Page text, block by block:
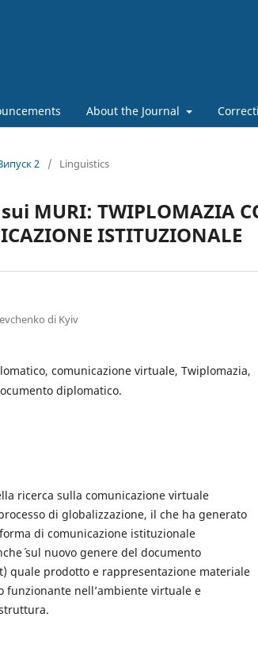
About the Journal
2 / Linguistics
sui MURI: TWIPLOMAZIA
ISTITUZIONALE
di Kyiv
comunicazione virtuale, Twiplomazia,
diplomatico.
ricerca sulla comunicazione virtuale
di globalizzazione, il che ha generato
di comunicazione istituzionale
sul nuovo genere del documento
quale prodotto e rappresentazione materiale
nell’ambiente virtuale e